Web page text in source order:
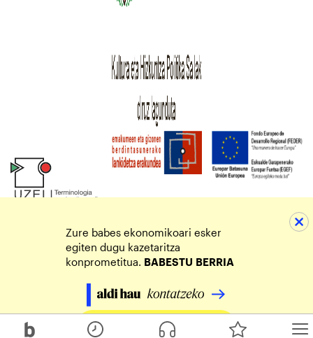
Zure babes ekonomikoari esker
egiten dugu kazetaritza
konprometitua. BABESTU BERRIA
Egin zure ekarpena